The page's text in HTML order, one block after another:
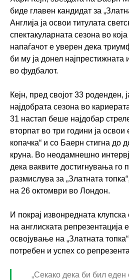
биде главен кандидат за
Англија ја освои титулата
спектакуларната сезона во
напаѓачот е уверен дека
би му ја донел
во фудбалот.
Кејн, пред својот 33 роденден,
најдобрата сезона во
31 настап беше најдобар
вторпат во три години ја освои
копачка“ и со Баерн стигна до
круна. Во неодамнешно
дека ваквите достигнувања го
размислува за „Златната
на 26 октомври во Лондон.
И покрај извонредната клупска
на англиската репрезентација
освојување на „Златната
потребен и успех со
„Секако дека би бил